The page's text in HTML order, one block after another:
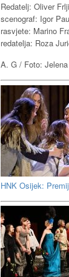
Redatelj: Oliver
scenograf: Igor
rasvjete: Marino
redatelja: Roza
A. G / Foto:
HNK Osijek: